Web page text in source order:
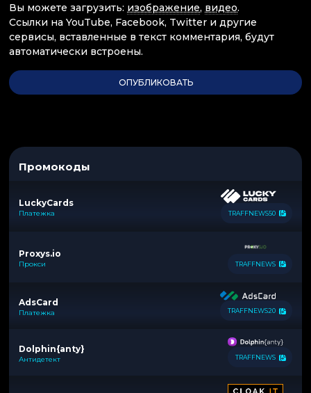
Вы можете загрузить: изображение, видео.
Ссылки на YouTube, Facebook, Twitter и другие
сервисы, вставленные в текст комментария, будут
автоматически встроены.
Промокоды
LuckyCards
Платежка TRAFFNEWS50
Proxys.io
Прокси TRAFFNEWS
AdsCard
Платежка TRAFFNEWS20
Dolphin{anty}
Антидетект TRAFFNEWS